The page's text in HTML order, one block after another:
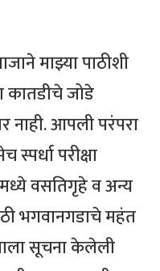
माझ्या पाठीशी
कातडीचे जोडे
आपली परंपरा
परीक्षा
वसतिगृहे व अन्य
भगवानगडाचे महंत
सूचना केलेली